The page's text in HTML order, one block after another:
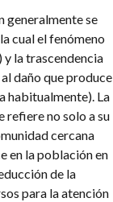
generalmente se
cual el fenómeno
la trascendencia
daño que produce
habitualmente). La
refiere no solo a su
cercana
en la población en
de la
para la atención